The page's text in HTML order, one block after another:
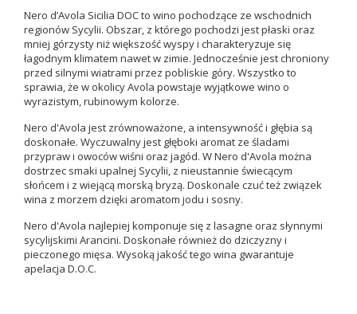
Nero d’Avola Sicilia DOC to wino pochodzące ze wschodnich
regionów Sycylii. Obszar, z którego pochodzi jest płaski oraz
mniej górzysty niż większość wyspy i charakteryzuje się
łagodnym klimatem nawet w zimie. Jednocześnie jest chroniony
przed silnymi wiatrami przez pobliskie góry. Wszystko to
sprawia, że w okolicy Avola powstaje wyjątkowe wino o
wyrazistym, rubinowym kolorze.
Nero d'Avola jest zrównoważone, a intensywność i głębia są
doskonałe. Wyczuwalny jest głęboki aromat ze śladami
przypraw i owoców wiśni oraz jagód. W Nero d'Avola można
dostrzec smaki upalnej Sycylii, z nieustannie świecącym
słońcem i z wiejącą morską bryzą. Doskonale czuć też związek
wina z morzem dzięki aromatom jodu i sosny.
Nero d'Avola najlepiej komponuje się z lasagne oraz słynnymi
sycylijskimi Arancini. Doskonałe również do dziczyzny i
pieczonego mięsa. Wysoką jakość tego wina gwarantuje
apelacja D.O.C.